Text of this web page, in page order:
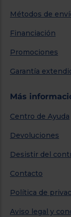
Métodos de
Financiación
Promociones
Garantía
Más
Centro de Ayuda
Devoluciones
Desistir del
Contacto
Política de
Aviso legal y